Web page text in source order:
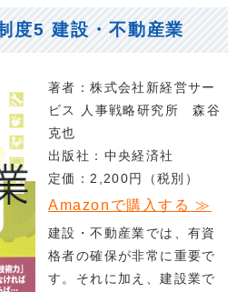
度5 建設・不動産業
著者：株式会社新経営サー
ビス 人事戦略研究所 森谷
克也
出版社： 中央経済社
定価： 2,200円 （税別）
Amazonで購入する ≫
建設・不動産業では、有資
格者の確保が非常に重要で
す。それに加え、建設業で